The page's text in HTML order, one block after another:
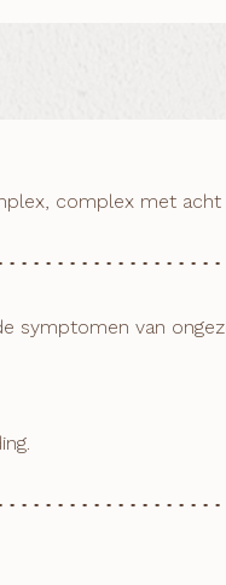
complex met
symptomen van